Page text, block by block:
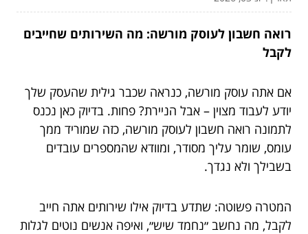
רואה חשבון לעוסק מורשה: מה השירותים שחייבים
לקבל
אם אתה עוסק מורשה, כנראה שכבר גילית שהעסק שלך
יודע לעבוד מצוין – אבל הניירת? פחות. בדיוק כאן נכנס
לתמונה רואה חשבון לעוסק מורשה, כזה שמוריד ממך
עומס, שומר עליך מסודר, ומוודא שהמספרים עובדים
בשבילך ולא נגדך.
המטרה פשוטה: שתדע בדיוק אילו שירותים אתה חייב
לקבל, מה נחשב ״נחמד שיש״, ואיפה אנשים נוטים לגלות